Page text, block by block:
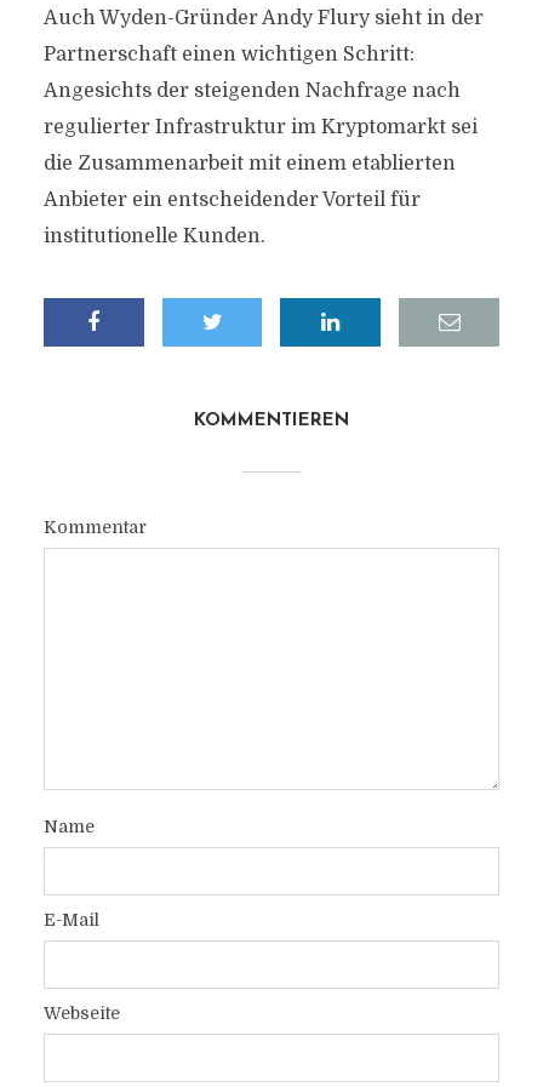
Auch Wyden-Gründer Andy Flury sieht in der
Partnerschaft einen wichtigen Schritt:
Angesichts der steigenden Nachfrage nach
regulierter Infrastruktur im Kryptomarkt sei
die Zusammenarbeit mit einem etablierten
Anbieter ein entscheidender Vorteil für
institutionelle Kunden.
KOMMENTIEREN
Kommentar
Name
E-Mail
Webseite